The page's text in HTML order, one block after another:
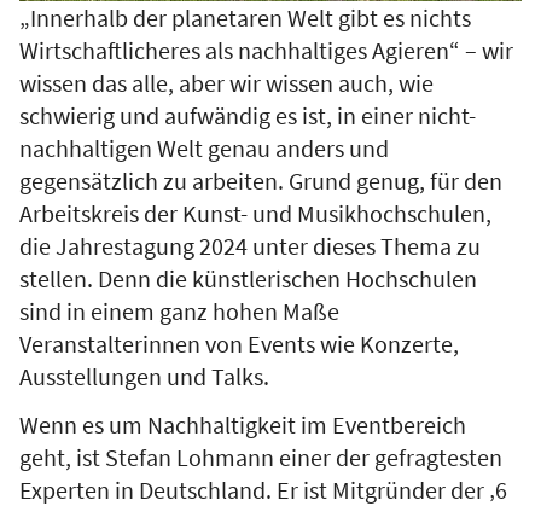
„Innerhalb der planetaren Welt gibt es nichts
Wirtschaftlicheres als nachhaltiges Agieren“ – wir
wissen das alle, aber wir wissen auch, wie
schwierig und aufwändig es ist, in einer nicht-
nachhaltigen Welt genau anders und
gegensätzlich zu arbeiten. Grund genug, für den
Arbeitskreis der Kunst- und Musikhochschulen,
die Jahrestagung 2024 unter dieses Thema zu
stellen. Denn die künstlerischen Hochschulen
sind in einem ganz hohen Maße
Veranstalterinnen von Events wie Konzerte,
Ausstellungen und Talks.
Wenn es um Nachhaltigkeit im Eventbereich
geht, ist Stefan Lohmann einer der gefragtesten
Experten in Deutschland. Er ist Mitgründer der ‚6